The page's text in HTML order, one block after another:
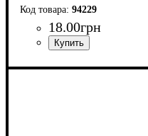
94229
18.00грн